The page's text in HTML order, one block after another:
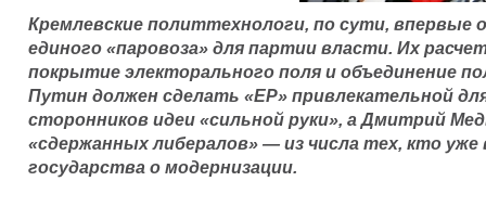
Кремлевские политтехнологи, по сути, впервые
единого «паровоза» для партии власти. Их
покрытие электорального поля и объединение
Путин должен сделать «ЕР» привлекательной
сторонников идеи «сильной руки», а Дмитрий
«сдержанных либералов» — из числа тех, кто уже
государства о модернизации.